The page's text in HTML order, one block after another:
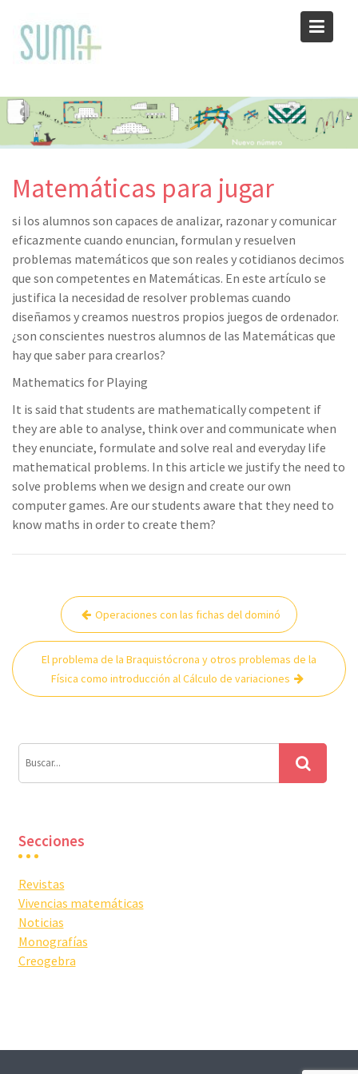
content
Matemáticas para jugar
si los alumnos son capaces de analizar, razonar y comunicar
eficazmente cuando enuncian, formulan y resuelven
problemas matemáticos que son reales y cotidianos decimos
que son competentes en Matemáticas. En este artículo se
justifica la necesidad de resolver problemas cuando
diseñamos y creamos nuestros propios juegos de ordenador.
¿son conscientes nuestros alumnos de las Matemáticas que
hay que saber para crearlos?
Mathematics for Playing
It is said that students are mathematically competent if
they are able to analyse, think over and communicate when
they enunciate, formulate and solve real and everyday life
mathematical problems. In this article we justify the need to
solve problems when we design and create our own
computer games. Are our students aware that they need to
know maths in order to create them?
Navegación
entradas
Operaciones con las fichas del dominó
El problema de la Braquistócrona y otros problemas de la
Física como introducción al Cálculo de variaciones
Secciones
Revistas
Vivencias matemáticas
Noticias
Monografías
Creogebra